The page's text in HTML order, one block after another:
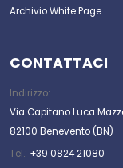
Archivio White Page
CONTATTACI
Indirizzo:
Via Capitano Luca
82100 Benevento (BN)
Tel.: +39 0824 21080